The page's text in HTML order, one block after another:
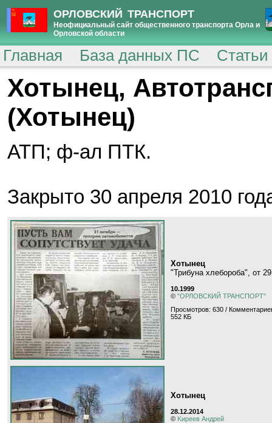
ОРЛОВСКИЙ ТРАНСПОРТ
Неофициальный сайт общественного транспорта Орла и
Орловской области
Главная База данных ПС
Хотынец,
(Хотынец)
АТП; ф-ал ПТК.
Закрыто 30 апреля 2010
Хотынец
"Трибуна хлебороба", от
10.1999
© "ОРЛОВСКИЙ ТРАНСПОРТ"
Просмотров: 630 /
552 КБ
Хотынец
28.12.2014
© Kиpeeв Aндpeй